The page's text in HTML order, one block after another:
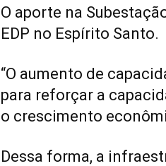
O aporte na
EDP no Espírito Santo.
“O aumento de
para reforçar a
o crescimento
Dessa forma, a